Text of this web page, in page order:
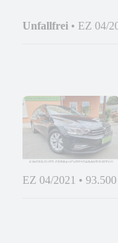
Unfallfrei • EZ 04/
EZ 04/2021 •